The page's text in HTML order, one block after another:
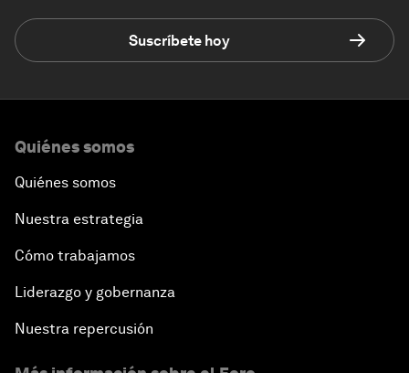
Suscríbete hoy
Quiénes somos
Quiénes somos
Nuestra estrategia
Cómo trabajamos
Liderazgo y gobernanza
Nuestra repercusión